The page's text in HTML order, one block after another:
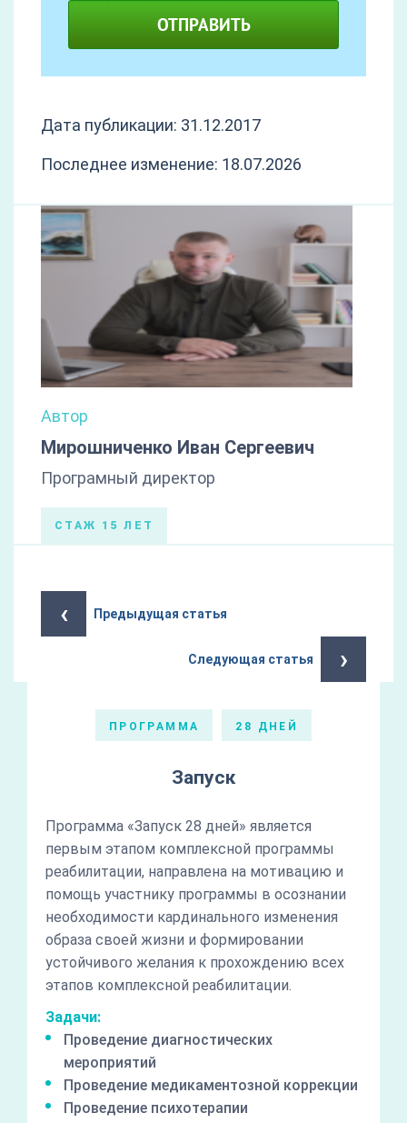
ОТПРАВИТЬ
Дата публикации: 31.12.2017
Последнее изменение: 18.07.2026
Автор
Мирошниченко Иван Сергеевич
Програмный директор
СТАЖ 15 ЛЕТ
‹ Предыдущая статья
Следующая статья ›
ПРОГРАММА 28 ДНЕЙ
Запуск
Программа «Запуск 28 дней» является
первым этапом комплексной программы
реабилитации, направлена на мотивацию и
помощь участнику программы в осознании
необходимости кардинального изменения
образа своей жизни и формировании
устойчивого желания к прохождению всех
этапов комплексной реабилитации.
Задачи:
Проведение диагностических
мероприятий
Проведение медикаментозной коррекции
Проведение психотерапии